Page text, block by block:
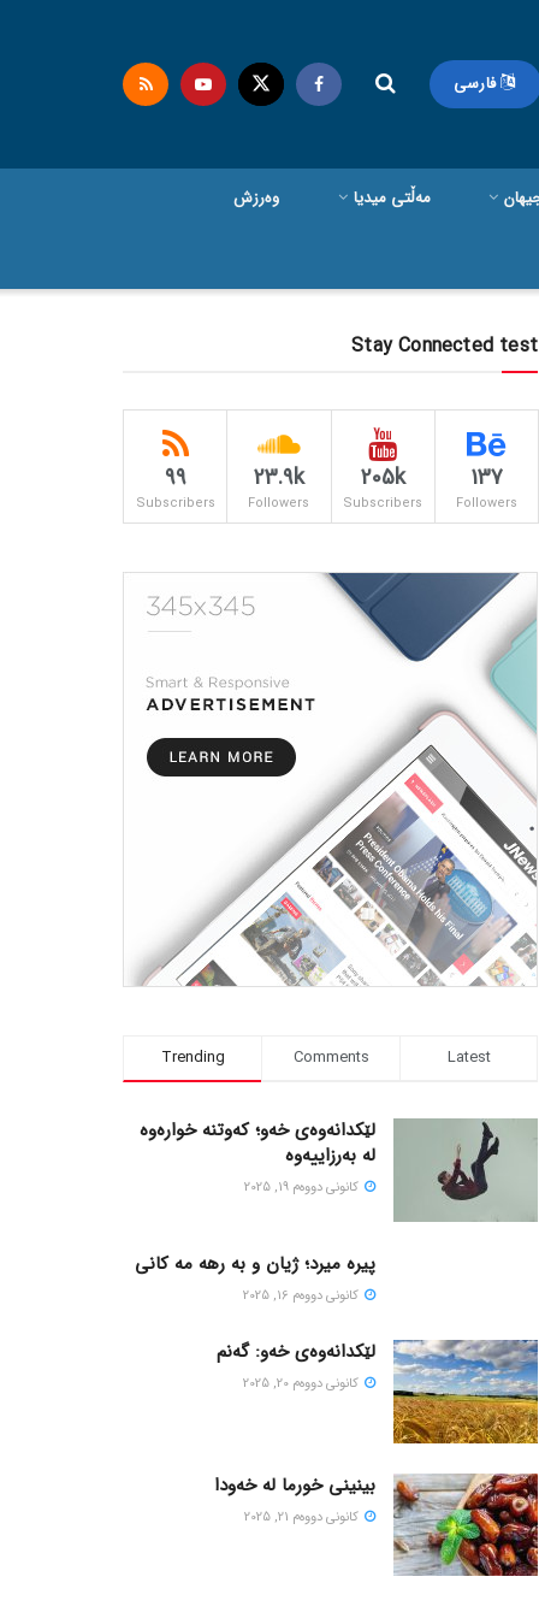
فارسی
مەڵتی میدیا وەرزش
Stay Connected test
137
Followers
205k
Subscribers
23.9k
Followers
99
Subscribers
Trending Comments Latest
لێکدانەوەی خەو؛ کەوتنە خوارەوە
لە بەرزاییەوە
كانونی دووه‌م 19, 2025
پیره میرد؛ ژیان و به رهه مه کانی
كانونی دووه‌م 16, 2025
لێکدانەوەی خەو: گەنم
كانونی دووه‌م 20, 2025
بینینی خورما لە خەودا
كانونی دووه‌م 21, 2025